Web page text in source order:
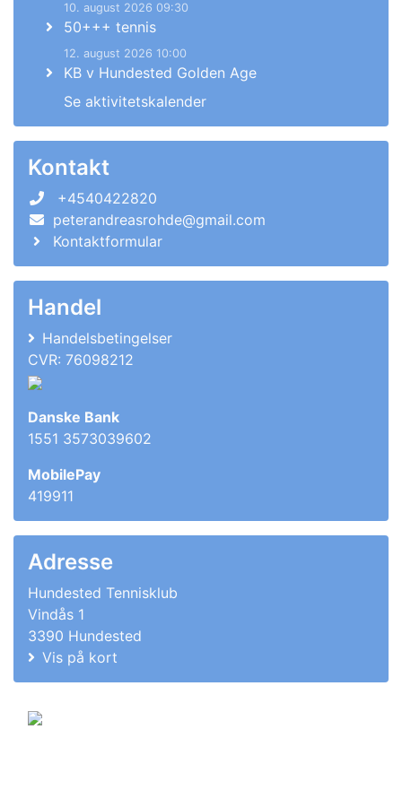
10. august 2026 09:30
50+++ tennis
12. august 2026 10:00
KB v Hundested Golden Age
Se aktivitetskalender
Kontakt
+4540422820
peterandreasrohde@gmail.com
Kontaktformular
Handel
Handelsbetingelser
CVR: 76098212
Danske Bank
1551 3573039602
MobilePay
419911
Adresse
Hundested Tennisklub
Vindås 1
3390 Hundested
Vis på kort